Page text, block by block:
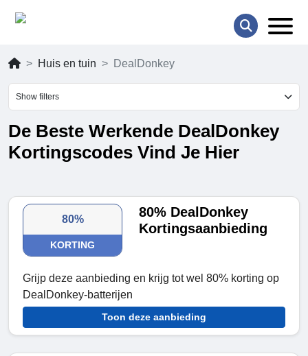
Huis en tuin DealDonkey
Show filters
De Beste Werkende DealDonkey
Kortingscodes Vind Je Hier
80%
KORTING
80% DealDonkey
Kortingsaanbieding
Grijp deze aanbieding en krijg tot wel 80% korting op
DealDonkey-batterijen
Toon deze aanbieding